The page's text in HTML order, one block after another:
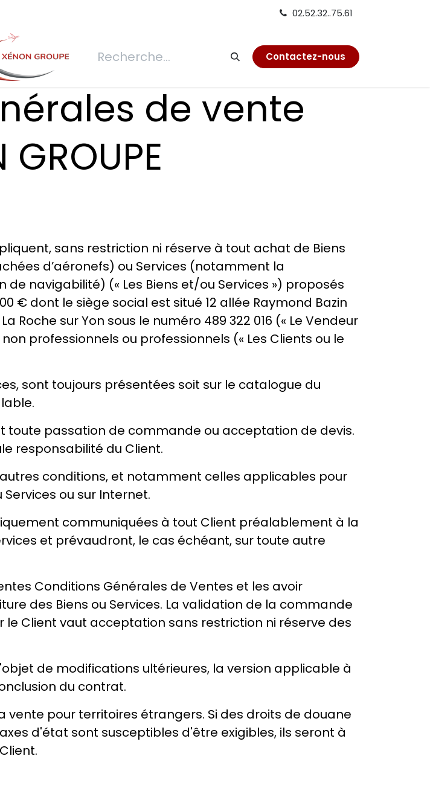
02.52.32..75.61
de devis Connexion Réfection Contactez-nous
de vente
GROUPE
sans restriction ni réserve à tout achat de Biens
d’aéronefs) ou Services (notamment la
navigabilité) (« Les Biens et/ou Services ») proposés
€ dont le siège social est situé 12 allée Raymond Bazin
Roche sur Yon sous le numéro 489 322 016 (« Le Vendeur
professionnels ou professionnels (« Les Clients ou le
sont toujours présentées soit sur le catalogue du
toute passation de commande ou acceptation de devis.
responsabilité du Client.
conditions, et notamment celles applicables pour
ou sur Internet.
communiquées à tout Client préalablement à la
et prévaudront, le cas échéant, sur toute autre
Conditions Générales de Ventes et les avoir
des Biens ou Services. La validation de la commande
le Client vaut acceptation sans restriction ni réserve des
de modifications ultérieures, la version applicable à
du contrat.
vente pour territoires étrangers. Si des droits de douane
d'état sont susceptibles d'être exigibles, ils seront à